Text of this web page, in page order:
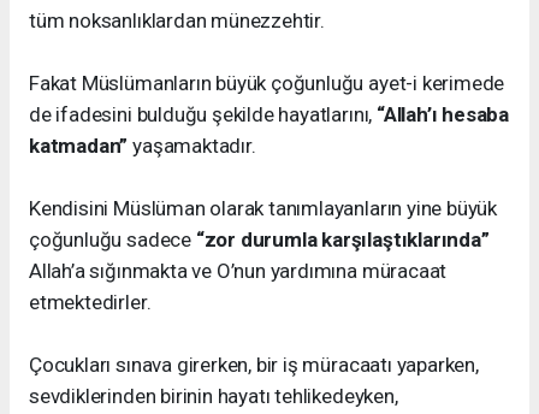
tüm noksanlıklardan münezzehtir.
Fakat Müslümanların büyük çoğunluğu ayet-i kerimede
de ifadesini bulduğu şekilde hayatlarını, “Allah’ı hesaba
katmadan”yaşamaktadır.
Kendisini Müslüman olarak tanımlayanların yine büyük
çoğunluğu sadece“zor durumla karşılaştıklarında”
Allah’a sığınmakta ve O’nun yardımına müracaat
etmektedirler.
Çocukları sınava girerken, bir iş müracaatı yaparken,
sevdiklerinden birinin hayatı tehlikedeyken,